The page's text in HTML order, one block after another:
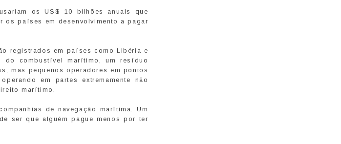
os US$ 10 bilhões anuais que
os países em desenvolvimento a pagar
registrados em países como Libéria e
combustível marítimo, um resíduo
mas pequenos operadores em pontos
em partes extremamente não
marítimo.
de navegação marítima. Um
ser que alguém pague menos por ter